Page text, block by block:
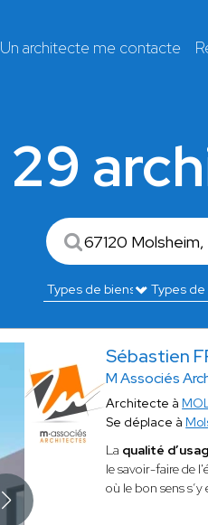
Un architecte me contacte
29
Sébastien
M Associés
Architecte à
Se déplace à
La qualité
le savoir-faire de
où le bon sens s’y